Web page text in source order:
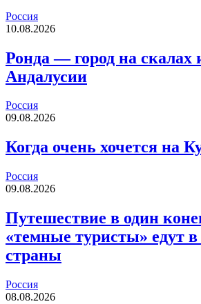
Россия
10.08.2026
Ронда — город на скалах
Андалусии
Россия
09.08.2026
Когда очень хочется на
Россия
09.08.2026
Путешествие в один
«темные туристы» едут
страны
Россия
08.08.2026